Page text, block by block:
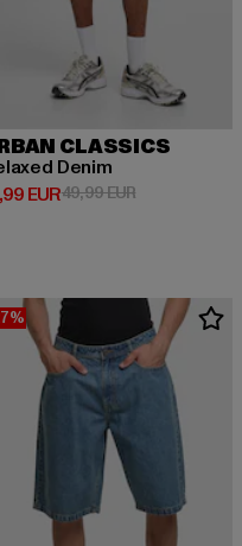
CLASSICS
Denim
EUR Preis: 31,99 EUR
49,99 EURAktionspreis: